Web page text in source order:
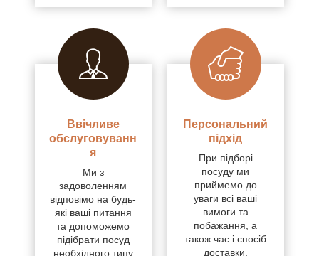
Ввічливе
обслуговуванн
я
Ми з
задоволенням
відповімо на будь-
які ваші питання
та допоможемо
підібрати посуд
необхідного типу
Персональний
підхід
При підборі
посуду ми
приймемо до
уваги всі ваші
вимоги та
побажання, а
також час і спосіб
доставки.